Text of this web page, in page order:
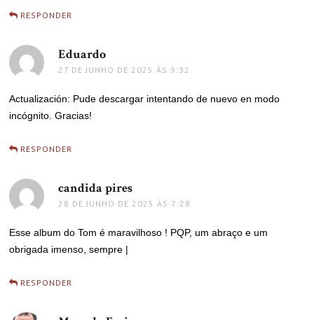
RESPONDER
Eduardo
27 DE JUNHO DE 2025 ÀS 9:32
Actualización: Pude descargar intentando de nuevo en modo
incógnito. Gracias!
RESPONDER
candida pires
28 DE JUNHO DE 2025 ÀS 7:28
Esse album do Tom é maravilhoso ! PQP, um abraço e um
obrigada imenso, sempre |
RESPONDER